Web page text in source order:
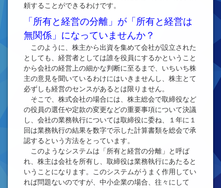
頼することができるわけです。
「所有と経営の分離」が「所有と経営は
無関係」になっていませんか？
このように、株主から出資を集めて会社が設立された
としても、経営者としては誰を役員にするかということ
から会社の経営上の細かな判断に至るまで、いちいち株
主の意見を聞いているわけにはいきませんし、株主とて
必ずしも経営のセンスがあるとは限りません。
そこで、株式会社の場合には、株主総会で取締役など
の役員の選任や定款の変更などの重要事項について決議
し、会社の業務執行については取締役に委ね、１年に１
回は業務執行の結果を数字で示した計算書類を総会で承
認するという方法をとっています。
このようなシステムは「所有と経営の分離」と呼ば
れ、株主は会社を所有し、取締役は業務執行にあたると
いうことになります。このシステムがうまく作用してい
れば問題ないのですが、中小企業の場合、往々にして